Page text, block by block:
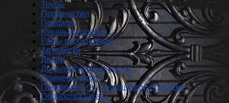
Трубы
Профнастил
Профиль
Кованые изделия
Рамы велосипедов
Автодиски
Двери
Дополнительные услуги
Примеры работ
Преимущества порошковой покраски
Обработка заказа